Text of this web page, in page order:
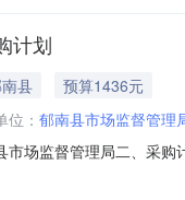
计划
县
预算1436元
位： 郁南县市场监督管理
市场监督管理局二、采